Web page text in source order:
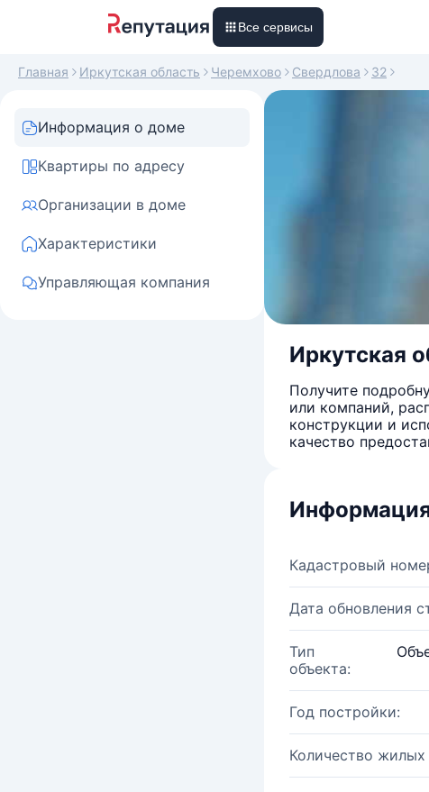
Все сервисы
Главная Иркутская область Черемхово Свердлова 32
Информация о доме
Квартиры по адресу
Организации в доме
Характеристики
Управляющая компания
Иркутская
Получите
или компаний,
конструкции и
качество
Кадастровый
Дата обновления
Тип
объекта:
Год постройки:
Количество